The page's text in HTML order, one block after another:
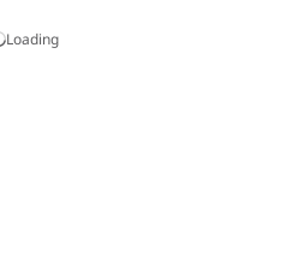
Loading